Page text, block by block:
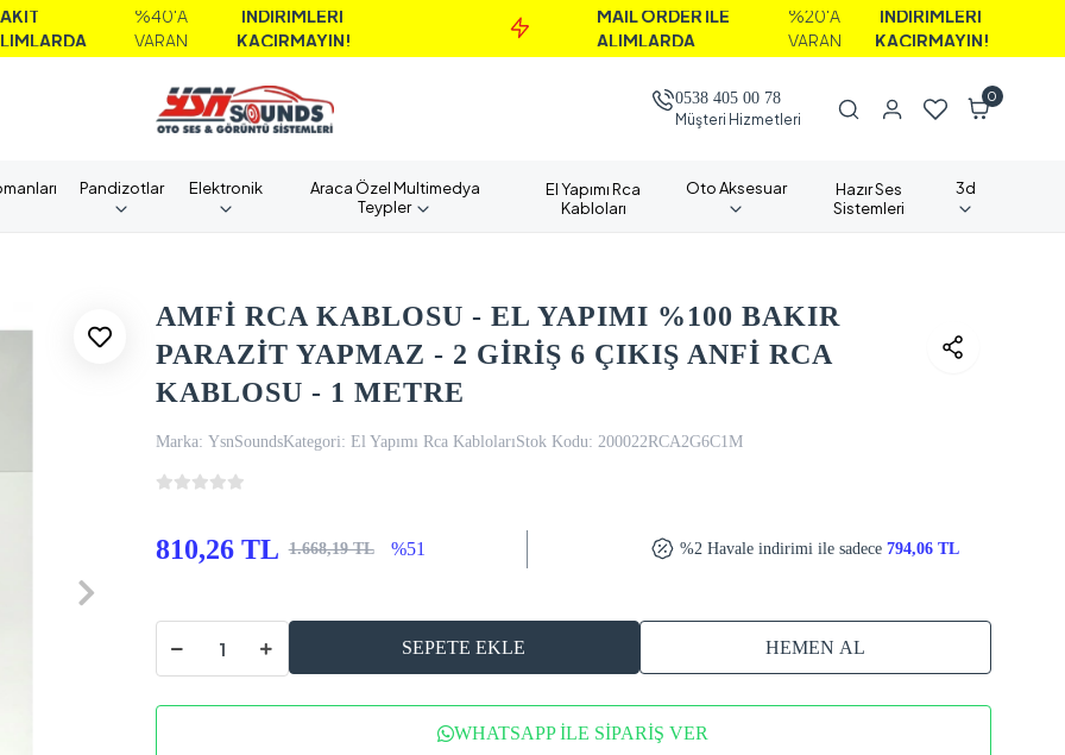
VARAN
İNDİRİMLERİ
KAÇIRMAYIN!
MAİL ORDER İLE
ALIMLARDA
%20'A
İNDİRİMLERİ
KAÇIRMAYIN!
0538 405 00 78
Müşteri Hizmetleri
0
Pandizotlar Elektronik
Araca Özel Multimedya
Teypler
El Yapımı Rca
Kabloları
Oto Aksesuar
Hazır Ses
Sistemleri
3d
AMFİ RCA KABLOSU - EL YAPIMI %100 BAKIR
PARAZİT YAPMAZ - 2 GİRİŞ 6 ÇIKIŞ ANFİ RCA
KABLOSU - 1 METRE
Marka: YsnSoundsKategori: El Yapımı Rca KablolarıStok Kodu: 200022RCA2G6C1M
810,26 TL 1.668,19 TL %51 %2 Havale indirimi ile sadece794,06 TL
SEPETE EKLE HEMEN AL
WHATSAPP İLE SİPARİŞ VER